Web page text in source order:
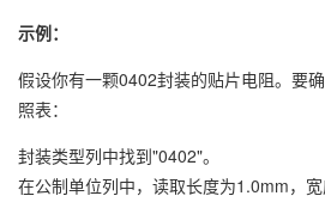
示例：
假设你有一颗0402封装的贴片电阻。要
照表：
封装类型列中找到"0402"。
在公制单位列中，读取长度为1.0mm，